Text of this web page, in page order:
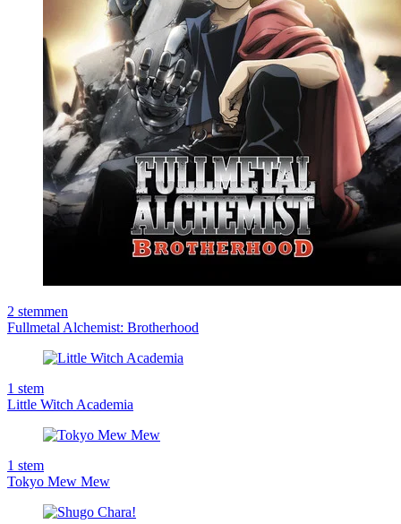
2 stemmen
Fullmetal Alchemist: Brotherhood
1 stem
Little Witch Academia
1 stem
Tokyo Mew Mew